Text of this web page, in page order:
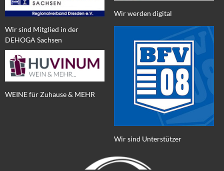
Wir sind Mitglied in der
DEHOGA Sachsen
WEINE für Zuhause & MEHR
Wir werden digital
Wir sind Unterstützer